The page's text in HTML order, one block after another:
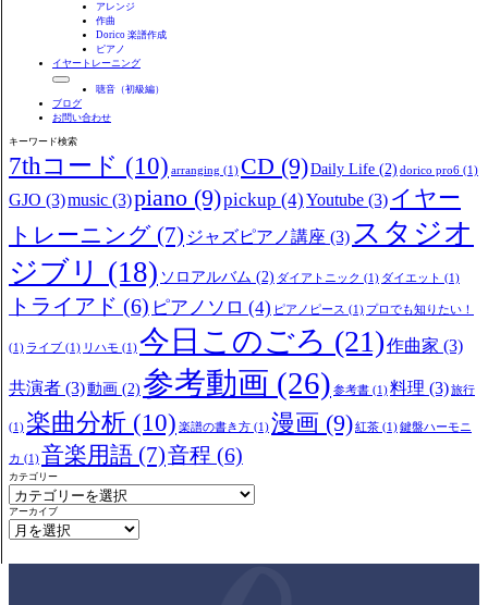
アレンジ
作曲
Dorico 楽譜作成
ピアノ
イヤートレーニング
聴音（初級編）
ブログ
お問い合わせ
キーワード検索
7thコード (10) arranging (1) CD (9)Daily Life (2) dorico pro6 (1)
GJO (3)music (3)piano (9)pickup (4)Youtube (3) イヤー
トレーニング (7) ジャズピアノ講座 (3) スタジオ
ジブリ (18) ソロアルバム (2) ダイアトニック (1) ダイエット (1)
トライアド (6) ピアノソロ (4) ピアノピース (1) プロでも知りたい！
(1) ライブ (1) リハモ (1)今日このごろ (21)作曲家 (3)
共演者 (3)動画 (2) 参考動画 (26) 参考書 (1)料理 (3)旅行
(1) 楽曲分析 (10) 楽譜の書き方 (1)漫画 (9)紅茶 (1)鍵盤ハーモニ
カ (1)音楽用語 (7)音程 (6)
カテゴリー
アーカイブ